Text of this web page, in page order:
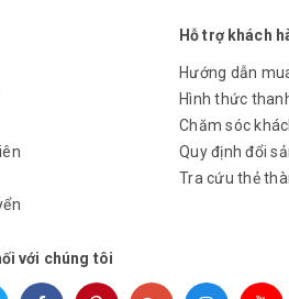
Hỗ trợ khách
Hướng dẫn
Hình thức
Chăm sóc
Quy định đổi
Tra cứu thẻ
với chúng tôi